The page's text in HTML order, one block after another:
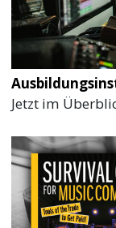
Jetzt im